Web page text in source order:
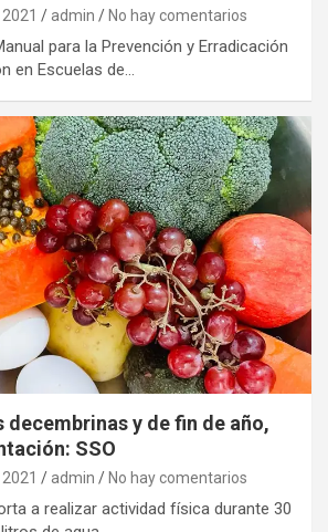
admin No hay comentarios
para la Prevención y Erradicación
en Escuelas de…
decembrinas y de fin de año,
SSO
admin No hay comentarios
a realizar actividad física durante 30